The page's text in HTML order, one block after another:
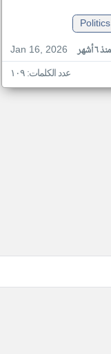
Politics
Jan 16, 2026
منذ ٦ أشهر
عدد الكلمات: ١٠٩